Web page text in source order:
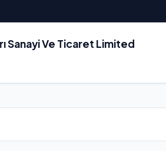
Sanayi Ve Ticaret Limited